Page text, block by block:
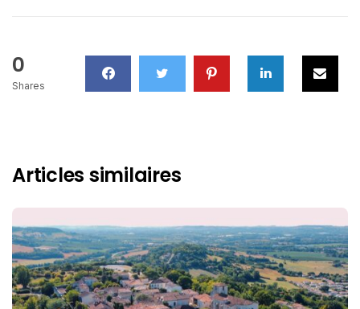
0
Shares
Articles similaires